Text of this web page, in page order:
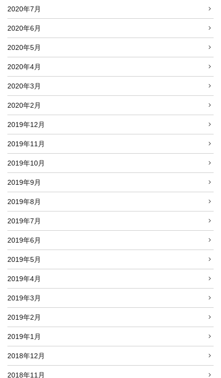
2020年7月
2020年6月
2020年5月
2020年4月
2020年3月
2020年2月
2019年12月
2019年11月
2019年10月
2019年9月
2019年8月
2019年7月
2019年6月
2019年5月
2019年4月
2019年3月
2019年2月
2019年1月
2018年12月
2018年11月